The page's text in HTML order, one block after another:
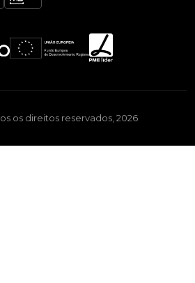
os direitos reservados, 2026